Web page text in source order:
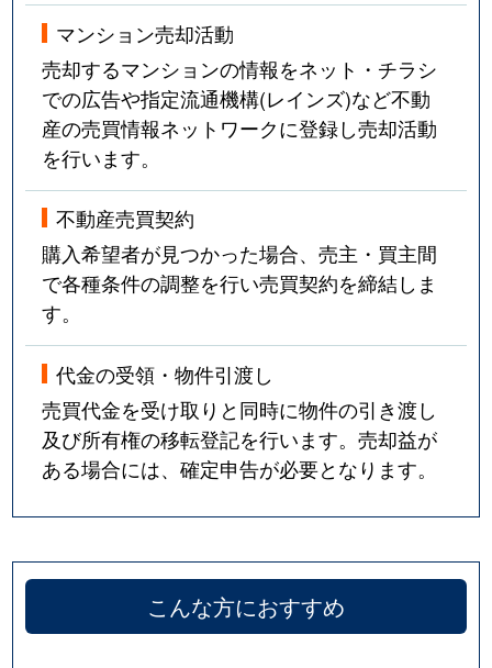
マンション売却活動
売却するマンションの情報をネット・チラシ
での広告や指定流通機構(レインズ)など不動
産の売買情報ネットワークに登録し売却活動
を行います。
不動産売買契約
購入希望者が見つかった場合、売主・買主間
で各種条件の調整を行い売買契約を締結しま
す。
代金の受領・物件引渡し
売買代金を受け取りと同時に物件の引き渡し
及び所有権の移転登記を行います。売却益が
ある場合には、確定申告が必要となります。
こんな方におすすめ